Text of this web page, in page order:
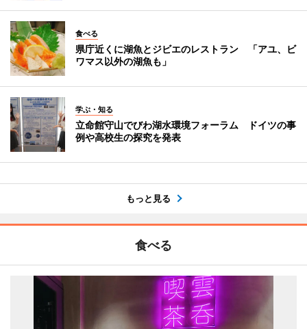
食べる
県庁近くに湖魚とジビエのレストラン 「アユ、ビ
ワマス以外の湖魚も」
学ぶ・知る
立命館守山でびわ湖水環境フォーラム ドイツの事
例や高校生の探究を発表
もっと見る
食べる